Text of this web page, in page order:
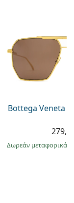
Bottega Veneta
Δωρεάν μεταφορικά